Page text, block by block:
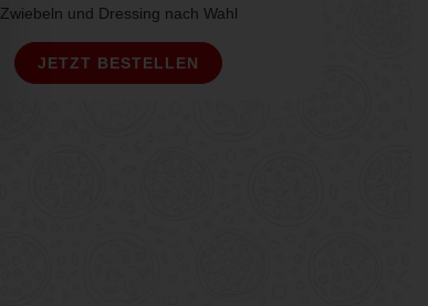
Zwiebeln und Dressing nach Wahl
JETZT BESTELLEN